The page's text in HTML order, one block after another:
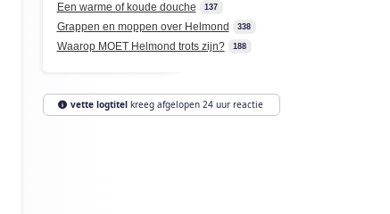
Een warme of koude douche 137
Grappen en moppen over Helmond 338
Waarop MOET Helmond trots zijn? 188
vette logtitelkreeg afgelopen 24 uur reactie